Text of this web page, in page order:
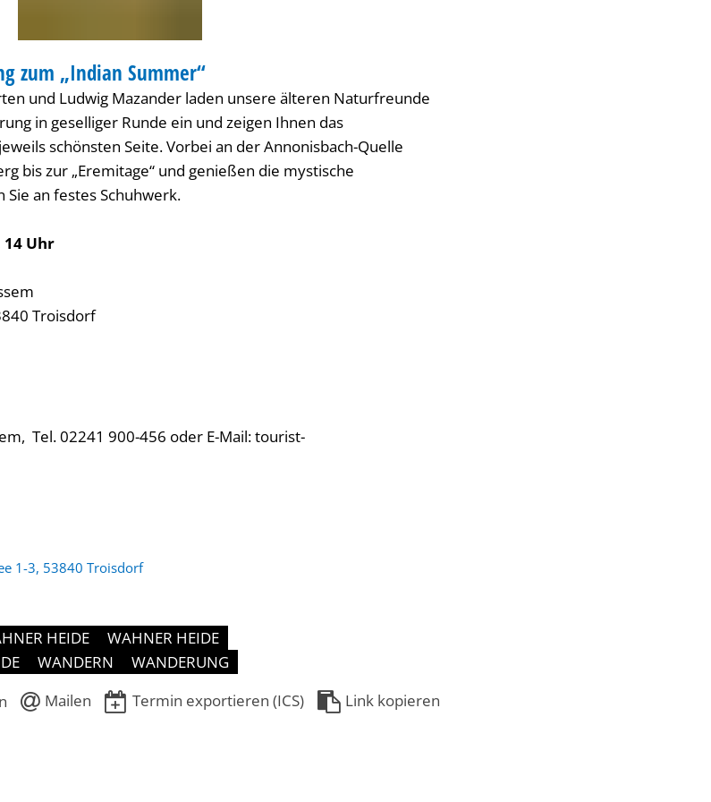
zum „Indian Summer“
und Ludwig Mazander laden unsere älteren Naturfreunde
in geselliger Runde ein und zeigen Ihnen das
schönsten Seite. Vorbei an der Annonisbach-Quelle
bis zur „Eremitage“ und genießen die mystische
an festes Schuhwerk.
Uhr
Troisdorf
Tel. 02241 900-456 oder E-Mail: tourist-
1-3, 53840 Troisdorf
HEIDE
WAHNER HEIDE
WANDERN
WANDERUNG
Mailen Termin exportieren (ICS) Link kopieren